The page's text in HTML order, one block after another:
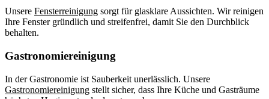
Unsere Fensterreinigung sorgt für glasklare Aussichten. Wir reinigen
Ihre Fenster gründlich und streifenfrei, damit Sie den Durchblick
behalten.
Gastronomiereinigung
In der Gastronomie ist Sauberkeit unerlässlich. Unsere
Gastronomiereinigung stellt sicher, dass Ihre Küche und Gasträume